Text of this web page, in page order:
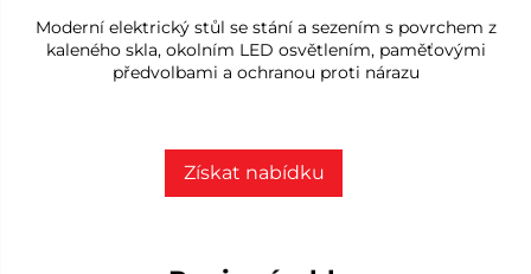
Moderní elektrický stůl se stání a sezením s povrchem z
kaleného skla, okolním LED osvětlením, paměťovými
předvolbami a ochranou proti nárazu
Získat nabídku